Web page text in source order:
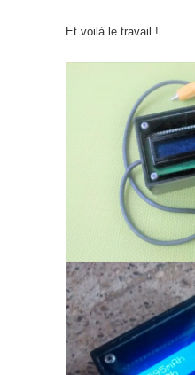
Et voilà le travail !